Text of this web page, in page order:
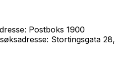
Postboks 1900
Stortingsgata 28,